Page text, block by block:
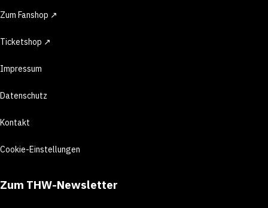
Zum Fanshop ↗
Ticketshop ↗
Impressum
Datenschutz
Kontakt
Cookie-Einstellungen
Zum THW-Newsletter